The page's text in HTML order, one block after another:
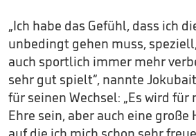
„Ich habe das Gefühl, dass ich
unbedingt gehen muss,
auch sportlich immer mehr
sehr gut spielt“, nannte
für seinen Wechsel: „Es wird für
Ehre sein, aber auch eine große